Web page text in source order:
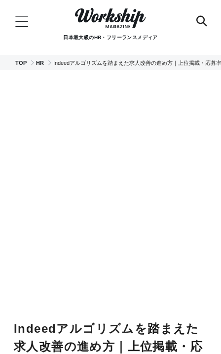
日本最大級のHR・フリーランスメディア
TOP HR Indeedアルゴリズムを踏まえた求人改善の進め方｜上位掲載・応募
Indeedアルゴリズムを踏まえた
求人改善の進め方｜上位掲載・応